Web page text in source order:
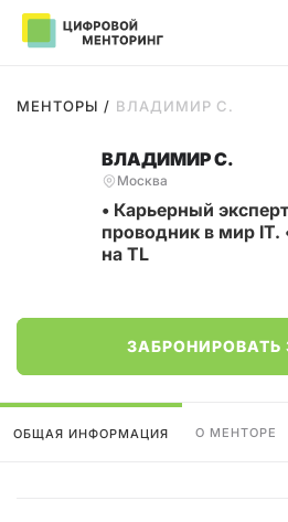
МЕНТОРЫ / ВЛАДИМИР С.
ВЛАДИМИР С.
Москва
• Карьерный
проводник в мир IT.
на TL
ЗАБРОНИРОВАТЬ
ОБЩАЯ ИНФОРМАЦИЯ О МЕНТОРЕ